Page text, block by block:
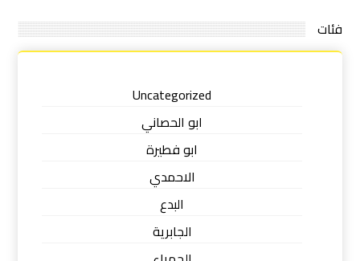
فئات
Uncategorized
ابو الحصاني
ابو فطيرة
الاحمدي
البدع
الجابرية